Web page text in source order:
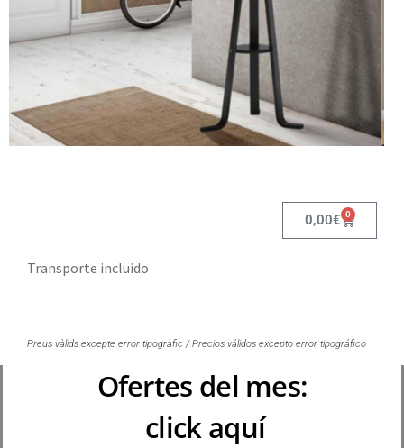
0,00€ 0
Transporte incluido
Preus vàlids excepte error tipogràfic / Precios válidos excepto error tipográfico
Ofertes del mes:
click aquí